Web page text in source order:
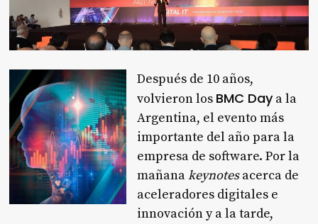
Después de 10 años,
volvieron los BMC Daya la
Argentina, el evento más
importante del año para la
empresa de software. Por la
mañanakeynotesacerca de
aceleradores digitales e
innovación y a la tarde,